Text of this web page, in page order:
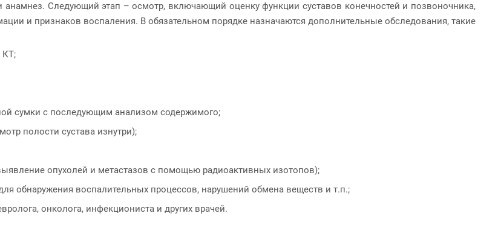
анамнез. Следующий этап – осмотр, включающий оценку функции суставов конечностей и позвоночника,
и признаков воспаления. В обязательном порядке назначаются дополнительные обследования, такие
КТ;
сумки с последующим анализом содержимого;
полости сустава изнутри);
опухолей и метастазов с помощью радиоактивных изотопов);
обнаружения воспалительных процессов, нарушений обмена веществ и т.п.;
онколога, инфекциониста и других врачей.